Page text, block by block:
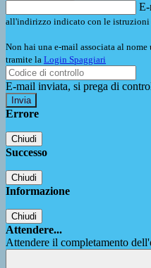
all'indirizzo indicato con le istruzioni
Non hai una e-mail associata al
tramite la Login Spaggiari
E-mail inviata, si prega di
Errore
Chiudi
Successo
Chiudi
Informazione
Chiudi
Attendere...
Attendere il completamento